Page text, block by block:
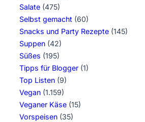
Salate (475)
Selbst gemacht (60)
Snacks und Party Rezepte (145)
Suppen (42)
Süßes (195)
Tipps für Blogger (1)
Top Listen (9)
Vegan (1.159)
Veganer Käse (15)
Vorspeisen (35)